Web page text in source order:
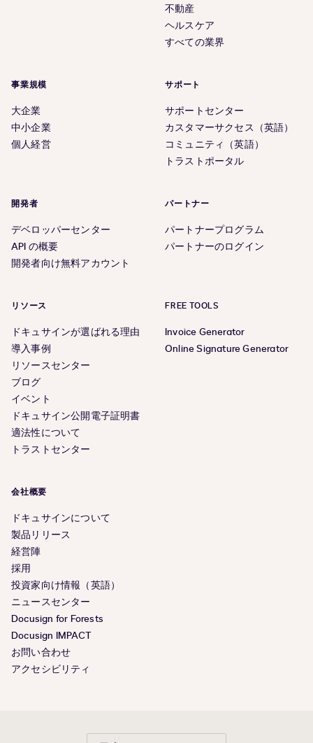
不動産
ヘルスケア
すべての業界
事業規模
大企業
中小企業
個人経営
サポート
サポートセンター
カスタマーサクセス（英語）
コミュニティ（英語）
トラストポータル
開発者
デベロッパーセンター
API の概要
開発者向け無料アカウント
パートナー
パートナープログラム
パートナーのログイン
リソース
ドキュサインが選ばれる理由
導入事例
リソースセンター
ブログ
イベント
ドキュサイン公開電子証明書
適法性について
トラストセンター
FREE TOOLS
Invoice Generator
Online Signature Generator
会社概要
ドキュサインについて
製品リリース
経営陣
採用
投資家向け情報（英語）
ニュースセンター
Docusign for Forests
Docusign IMPACT
お問い合わせ
アクセシビリティ